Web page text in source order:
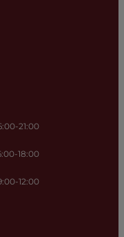
21:00
18:00
12:00